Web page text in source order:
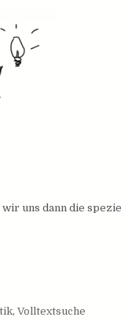
uns dann die
, Volltextsuche